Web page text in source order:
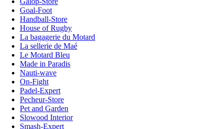
Goal-Foot
Handball-Store
House of Rugby
La bagagerie du Motard
La sellerie de Maé
Le Motard Bleu
Made in Paradis
Nauti-wave
On-Fight
Padel-Expert
Pecheur-Store
Pet and Garden
Slowood Interior
Smash-Expert